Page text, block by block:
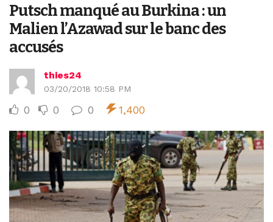
Putsch manqué au Burkina : un
Malien l’Azawad sur le banc des
accusés
thies24
03/20/2018 10:58 PM
0 0 0 1,400